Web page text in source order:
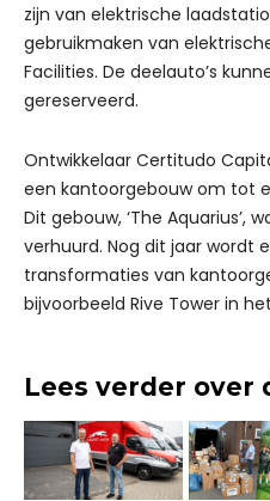
zijn van elektrische
gebruikmaken van
Facilities. De deelauto’s
gereserveerd.
Ontwikkelaar Certitudo
een kantoorgebouw om tot
Dit gebouw, ‘The Aquarius’,
verhuurd. Nog dit jaar wordt
transformaties van
bijvoorbeeld Rive Tower in
Lees verder over